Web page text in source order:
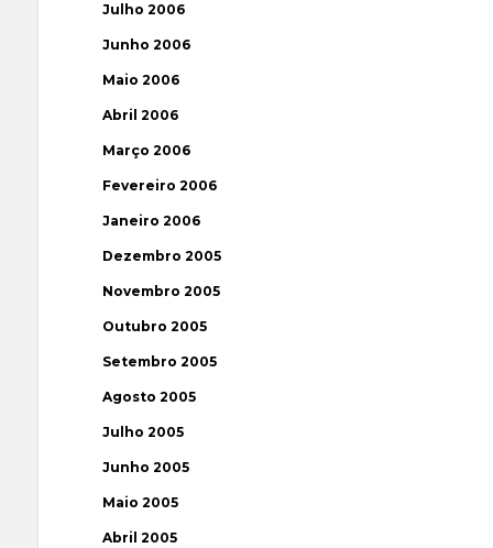
Julho 2006
Junho 2006
Maio 2006
Abril 2006
Março 2006
Fevereiro 2006
Janeiro 2006
Dezembro 2005
Novembro 2005
Outubro 2005
Setembro 2005
Agosto 2005
Julho 2005
Junho 2005
Maio 2005
Abril 2005